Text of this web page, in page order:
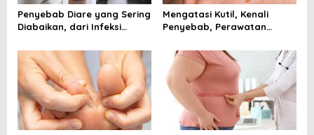
Penyebab Diare yang Sering
Diabaikan, dari Infeksi
Mengatasi Kutil, Kenali
Penyebab, Perawatan
Dokter